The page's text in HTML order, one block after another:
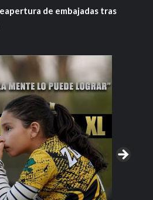
de embajadas tras